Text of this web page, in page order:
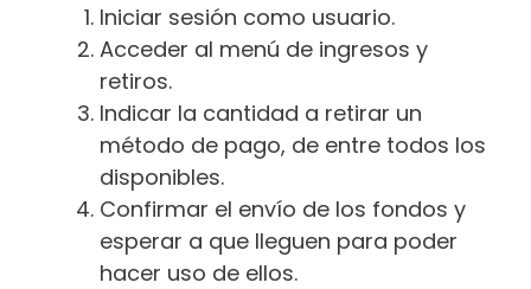
Iniciar sesión como usuario.
Acceder al menú de ingresos y
retiros.
Indicar la cantidad a retirar un
método de pago, de entre todos los
disponibles.
Confirmar el envío de los fondos y
esperar a que lleguen para poder
hacer uso de ellos.